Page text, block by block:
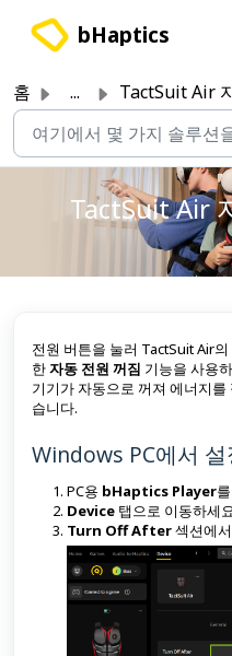
bHaptics
홈 ... TactSuit Air
TactSuit Air
전원 버튼을 눌러 TactSuit Air
한자동 전원 꺼짐 기능을 사용
기기가 자동으로 꺼져 에너지
습니다.
Windows PC에서 설
PC용 bHaptics Player
Device 탭으로 이동하세
Turn Off After섹션에